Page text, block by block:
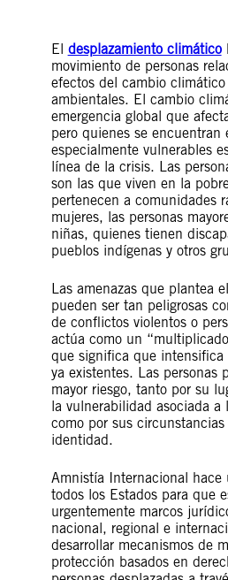
El desplazamiento climático
movimiento de personas
efectos del cambio climático
ambientales. El cambio
emergencia global que
pero quienes se encuentran
especialmente vulnerables
línea de la crisis. Las
son las que viven en la
pertenecen a comunidades
mujeres, las personas
niñas, quienes tienen
pueblos indígenas y otros
Las amenazas que plantea
pueden ser tan peligrosas
de conflictos violentos o
actúa como un
que significa que intensifica
ya existentes. Las personas
mayor riesgo, tanto por su
la vulnerabilidad asociada a
como por sus
identidad.
Amnistía Internacional hace
todos los Estados para que
urgentemente marcos
nacional, regional e
desarrollar mecanismos de
protección basados en